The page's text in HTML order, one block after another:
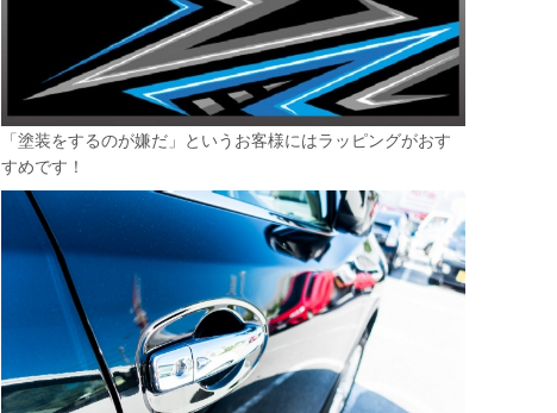
「塗装をするのが嫌だ」というお客様にはラッピングがおす
すめです！